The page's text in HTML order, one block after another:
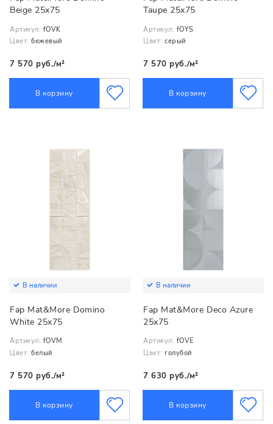
Beige 25x75
Артикул: fOVK
Цвет: бежевый
7 570 руб./м²
В корзину
Taupe 25x75
Артикул: fOYS
Цвет: серый
7 570 руб./м²
В корзину
В наличии
Fap Mat&More Domino
White 25x75
Артикул: fOVM
Цвет: белый
7 570 руб./м²
В корзину
В наличии
Fap Mat&More Deco Azure
25x75
Артикул: fOVE
Цвет: голубой
7 630 руб./м²
В корзину